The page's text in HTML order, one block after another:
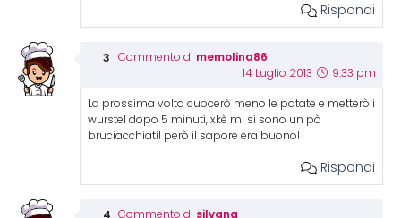
Rispondi
Commento di memolina86
14 Luglio 2013 9:33 pm
La prossima volta cuocerò meno le patate e metterò i
wurstel dopo 5 minuti, xkè mi si sono un pò
bruciacchiati! però il sapore era buono!
Rispondi
Commento di silvana